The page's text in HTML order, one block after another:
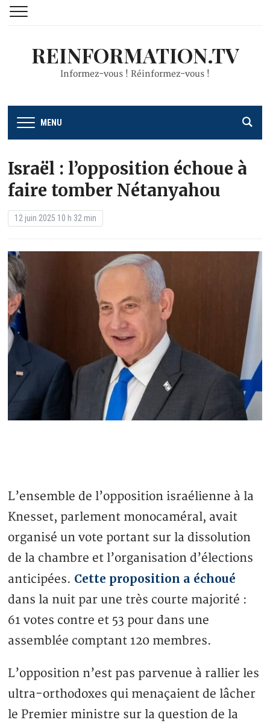
REINFORMATION.TV
Informez-vous ! Réinformez-vous !
MENU
Israël : l’opposition échoue à
faire tomber Nétanyahou
12 juin 2025 10 h 32 min
L’ensemble de l’opposition israélienne à la
Knesset, parlement monocaméral, avait
organisé un vote portant sur la dissolution
de la chambre et l’organisation d’élections
anticipées. Cette proposition a échoué
dans la nuit par une très courte majorité :
61 votes contre et 53 pour dans une
assemblée comptant 120 membres.
L’opposition n’est pas parvenue à rallier les
ultra-orthodoxes qui menaçaient de lâcher
le Premier ministre sur la question de la